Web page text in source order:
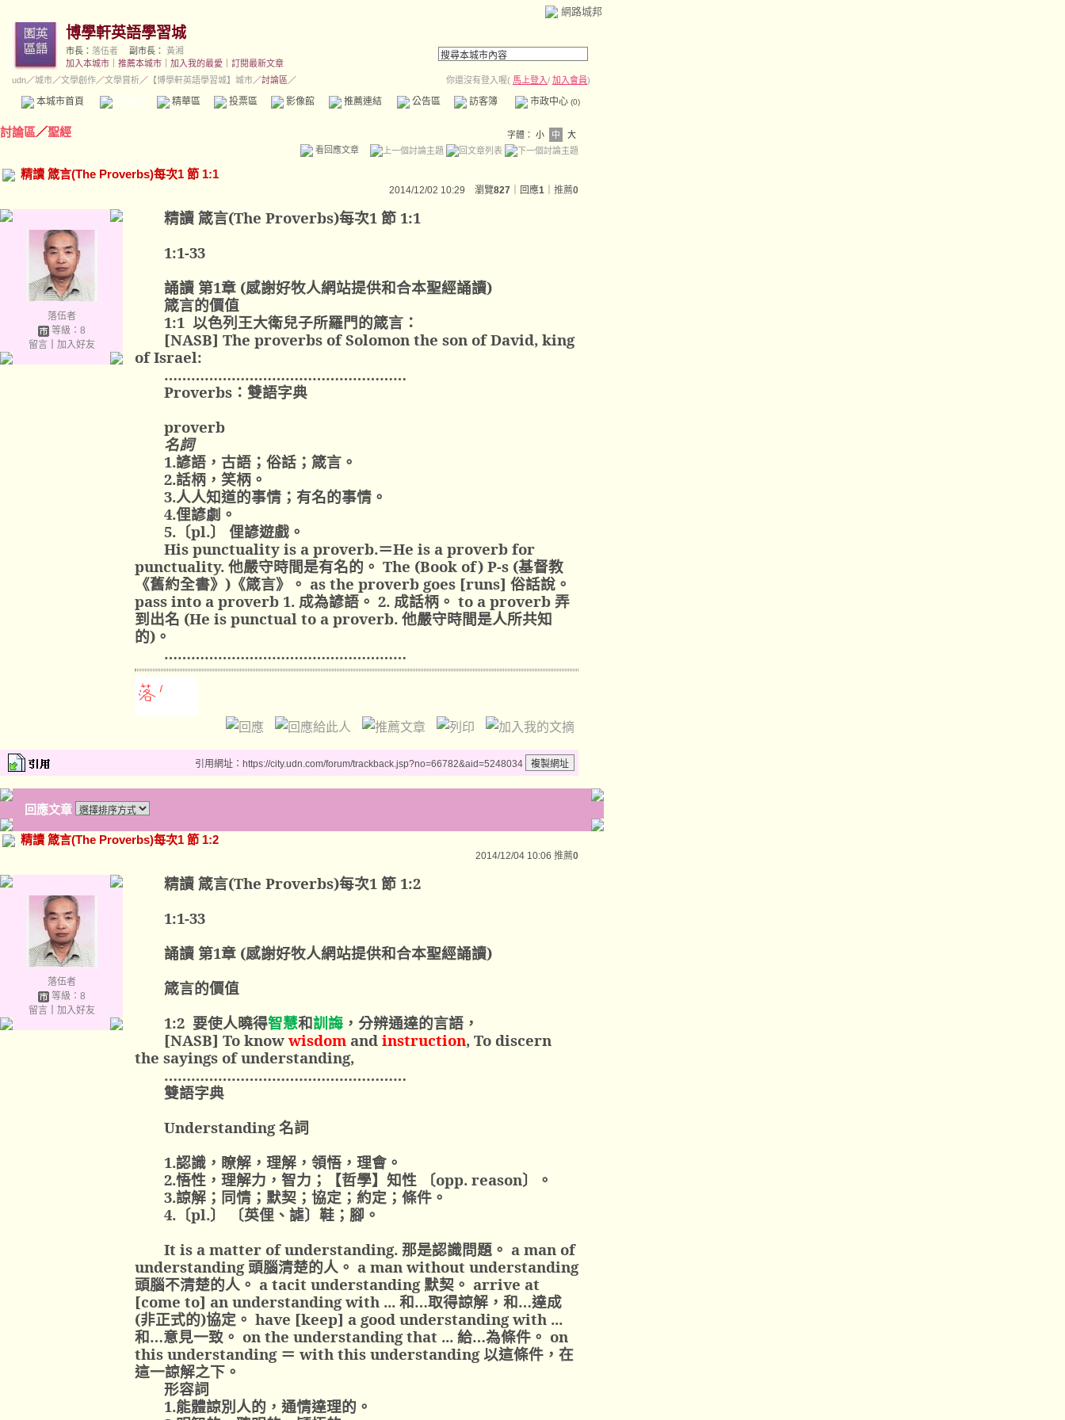
網路城邦
博學軒英語學習城
市長： 落伍者 副市長：
黃湘
加入本城市
推薦本城市 加入我的最愛
訂閱最新文章
udn／城市／文學創作／文學賞析／ 【博學軒英語學習城】城市／討論區／ 你還沒有登入喔( 馬上登入/ 加入會員)
本城市首頁 精華區 投票區 影像館 推薦連結 公告區 訪客簿 市政中心 (0)
討論區／聖經 字體： 小 中
大
看回應文章
精讀 箴言(The Proverbs)每次1 節 1:1
2014/12/02 10:29 瀏覽827 ｜回應1 推薦0
落伍者
等級：8
留言｜ 加入好友
精讀 箴言(The Proverbs)每次1節 1:1
1:1-33
誦讀 第1章 (感謝好牧人網站提供和合本聖經誦讀)
箴言的價值
1:1 以色列王大衛兒子所羅門的箴言：
[NASB] The proverbs of Solomon the son of David, king
of Israel:
………………………………………………
Proverbs ：雙語字典
proverb
名詞
1.諺語 ， 古語 ；俗話 ；箴言。
2.話柄 ，笑柄。
3.人人知道的事情 ；有名的事情。
4.俚諺劇。
5. 〔pl.〕 俚諺遊戲。
His punctuality is a proverb.＝He is a proverb for
punctuality. 他嚴守時間是有名的。 The (Book of) P-s (基督教
《舊約全書》)《箴言》。 as the proverb goes [runs] 俗話說。
pass into a proverb 1. 成為諺語。 2. 成話柄。 to a proverb 弄
到出名 (He is punctual to a proverb. 他嚴守時間是人所共知
的)。
………………………………………………
引用網址：https://city.udn.com/forum/trackback.jsp?no=66782&aid=5248034
回應文章
精讀 箴言(The Proverbs)每次1 節 1:2
2014/12/04 10:06 推薦0
落伍者
等級：8
留言｜ 加入好友
精讀 箴言(The Proverbs)每次1節 1:2
1:1-33
誦讀 第1章 (感謝好牧人網站提供和合本聖經誦讀)
箴言的價值
1:2 要使人曉得智慧和訓誨 ，分辨通達的言語，
[NASB] To knowwisdom andinstruction, To discern
the sayings of understanding,
………………………………………………
雙語字典
Understanding名詞
1.認識，瞭解，理解，領悟，理會。
2.悟性，理解力，智力；【哲學】知性 〔opp. reason〕。
3.諒解；同情；默契；協定；約定；條件。
4. 〔pl.〕 〔英俚、謔〕鞋；腳。
It is a matter of understanding. 那是認識問題。 a man of
understanding頭腦清楚的人。 a man without understanding
頭腦不清楚的人。 a tacit understanding 默契。 arrive at
[come to] an understanding with ... 和…取得諒解，和…達成
(非正式的)協定。 have [keep] a good understanding with ...
和…意見一致。 on the understanding that ... 給…為條件。 on
this understanding ＝ with this understanding以這條件，在
這一諒解之下。
形容詞
1.能體諒別人的，通情達理的。